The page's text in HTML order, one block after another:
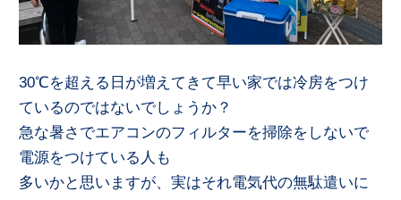
30℃を超える日が増えてきて早い家では冷房をつけ
ているのではないでしょうか？
急な暑さでエアコンのフィルターを掃除をしないで
電源をつけている人も
多いかと思いますが、実はそれ電気代の無駄遣いに